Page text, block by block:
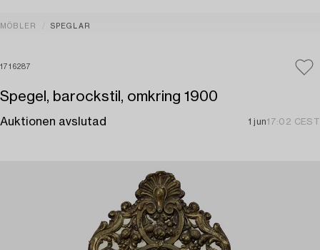
MÖBLER SPEGLAR
1716287
Spegel, barockstil, omkring 1900
Auktionen avslutad 1 jun17:02 CEST